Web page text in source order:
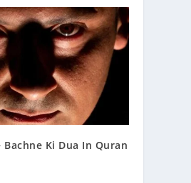
Bachne Ki Dua In Quran